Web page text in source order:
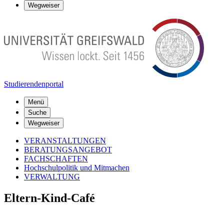
Wegweiser
Studierendenportal
Menü
Suche
Wegweiser
VERANSTALTUNGEN
BERATUNGSANGEBOT
FACHSCHAFTEN
Hochschulpolitik und Mitmachen
VERWALTUNG
Eltern-Kind-Café